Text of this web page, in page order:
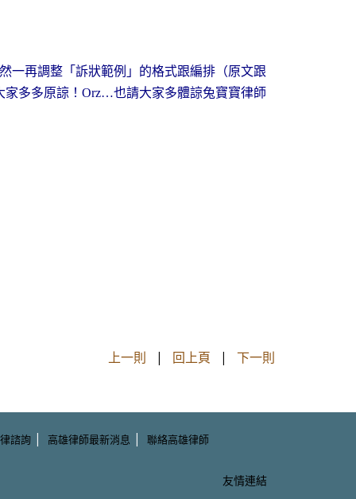
然一再調整「訴狀範例」的格式跟編排（原文跟
家多多原諒！Orz…也請大家多體諒兔寶寶律師
上一則 | 回上頁 | 下一則
諮詢 | 高雄律師最新消息 | 聯絡高雄律師
友情連結